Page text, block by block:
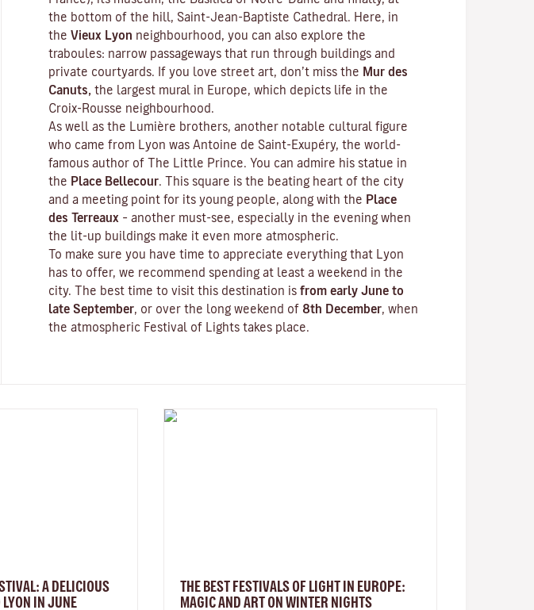
the bottom of the hill, Saint-Jean-Baptiste Cathedral. Here, in
the Vieux Lyon neighbourhood, you can also explore the
traboules: narrow passageways that run through buildings and
private courtyards. If you love street art, don’t miss the Mur des
Canuts, the largest mural in Europe, which depicts life in the
Croix-Rousse neighbourhood.
As well as the Lumière brothers, another notable cultural figure
who came from Lyon was Antoine de Saint-Exupéry, the world-
famous author of The Little Prince . You can admire his statue in
the Place Bellecour . This square is the beating heart of the city
and a meeting point for its young people, along with the Place
des Terreaux – another must-see, especially in the evening when
the lit-up buildings make it even more atmospheric.
To make sure you have time to appreciate everything that Lyon
has to offer, we recommend spending at least a weekend in the
city. The best time to visit this destination is from early June to
late September , or over the long weekend of 8th December , when
the atmospheric Festival of Lights takes place.
A DELICIOUS
LYON IN JUNE
THE BEST FESTIVALS OF LIGHT IN EUROPE:
MAGIC AND ART ON WINTER NIGHTS